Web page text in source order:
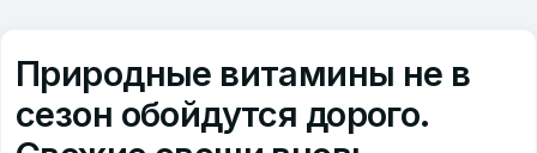
Природные витамины не в
сезон обойдутся дорого.